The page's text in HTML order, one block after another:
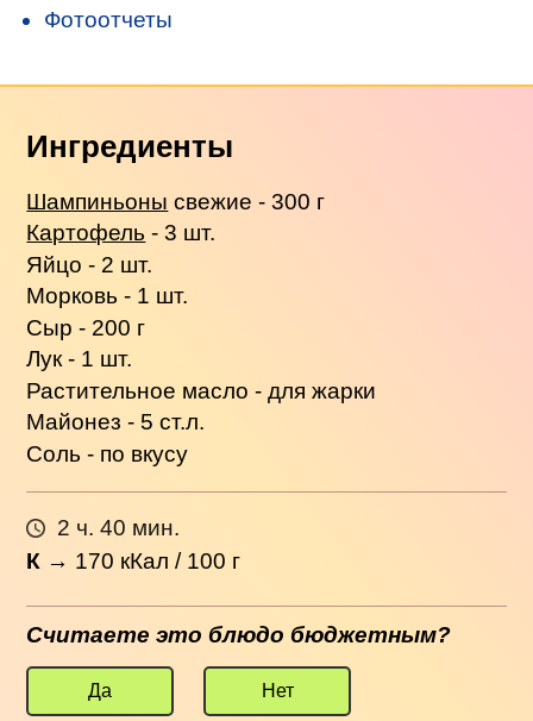
Фотоотчеты
Ингредиенты
Шампиньоны свежие - 300 г
Картофель - 3 шт.
Яйцо - 2 шт.
Морковь - 1 шт.
Сыр - 200 г
Лук - 1 шт.
Растительное масло - для жарки
Майонез - 5 ст.л.
Соль - по вкусу
2 ч. 40 мин.
К → 170 кКал / 100 г
Считаете это блюдо бюджетным?
Да Нет